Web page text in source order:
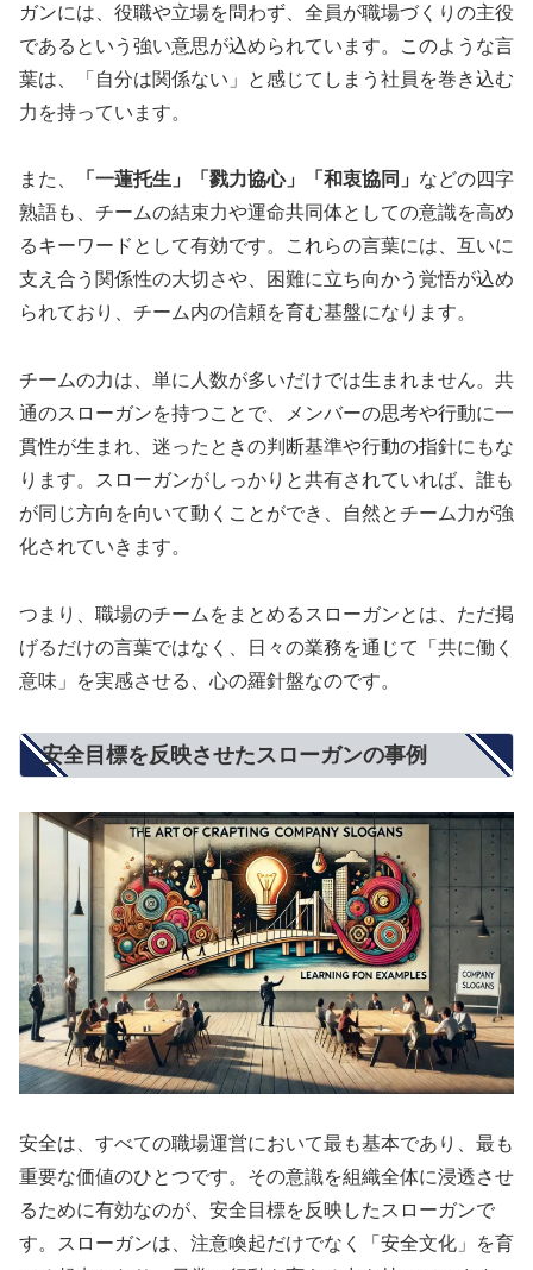
ガンには、役職や立場を問わず、全員が職場づくりの主役
であるという強い意思が込められています。このような言
葉は、「自分は関係ない」と感じてしまう社員を巻き込む
力を持っています。
また、 「一蓮托生」「戮力協心」「和衷協同」 などの四字
熟語も、チームの結束力や運命共同体としての意識を高め
るキーワードとして有効です。これらの言葉には、互いに
支え合う関係性の大切さや、困難に立ち向かう覚悟が込め
られており、チーム内の信頼を育む基盤になります。
チームの力は、単に人数が多いだけでは生まれません。共
通のスローガンを持つことで、メンバーの思考や行動に一
貫性が生まれ、迷ったときの判断基準や行動の指針にもな
ります。スローガンがしっかりと共有されていれば、誰も
が同じ方向を向いて動くことができ、自然とチーム力が強
化されていきます。
つまり、職場のチームをまとめるスローガンとは、ただ掲
げるだけの言葉ではなく、日々の業務を通じて「共に働く
意味」を実感させる、心の羅針盤なのです。
安全目標を反映させたスローガンの事例
安全は、すべての職場運営において最も基本であり、最も
重要な価値のひとつです。その意識を組織全体に浸透させ
るために有効なのが、安全目標を反映したスローガンで
す。スローガンは、注意喚起だけでなく「安全文化」を育